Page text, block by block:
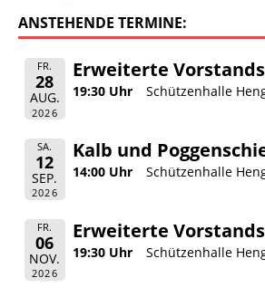
ANSTEHENDE TERMINE:
FR.
28
AUG.
2026
Erweiterte
19:30 Uhr Schützenhalle
SA.
12
SEP.
2026
Kalb und
14:00 Uhr Schützenhalle
FR.
06
NOV.
2026
Erweiterte
19:30 Uhr Schützenhalle